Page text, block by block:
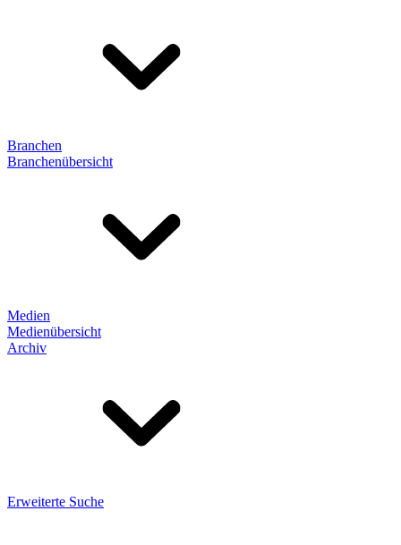
Branchen
Branchenübersicht
Medien
Medienübersicht
Archiv
Erweiterte Suche